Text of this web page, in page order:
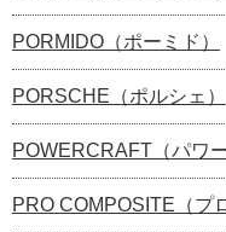
PORMIDO（ポーミド）
PORSCHE（ポルシェ）
POWERCRAFT（パワ
PRO COMPOSITE（プ